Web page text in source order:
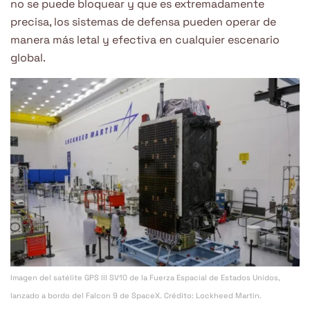
no se puede bloquear y que es extremadamente
precisa, los sistemas de defensa pueden operar de
manera más letal y efectiva en cualquier escenario
global.
Imagen del satélite GPS III SV10 de la Fuerza Espacial de Estados Unidos,
lanzado a bordo del Falcon 9 de SpaceX. Crédito: Lockheed Martin.